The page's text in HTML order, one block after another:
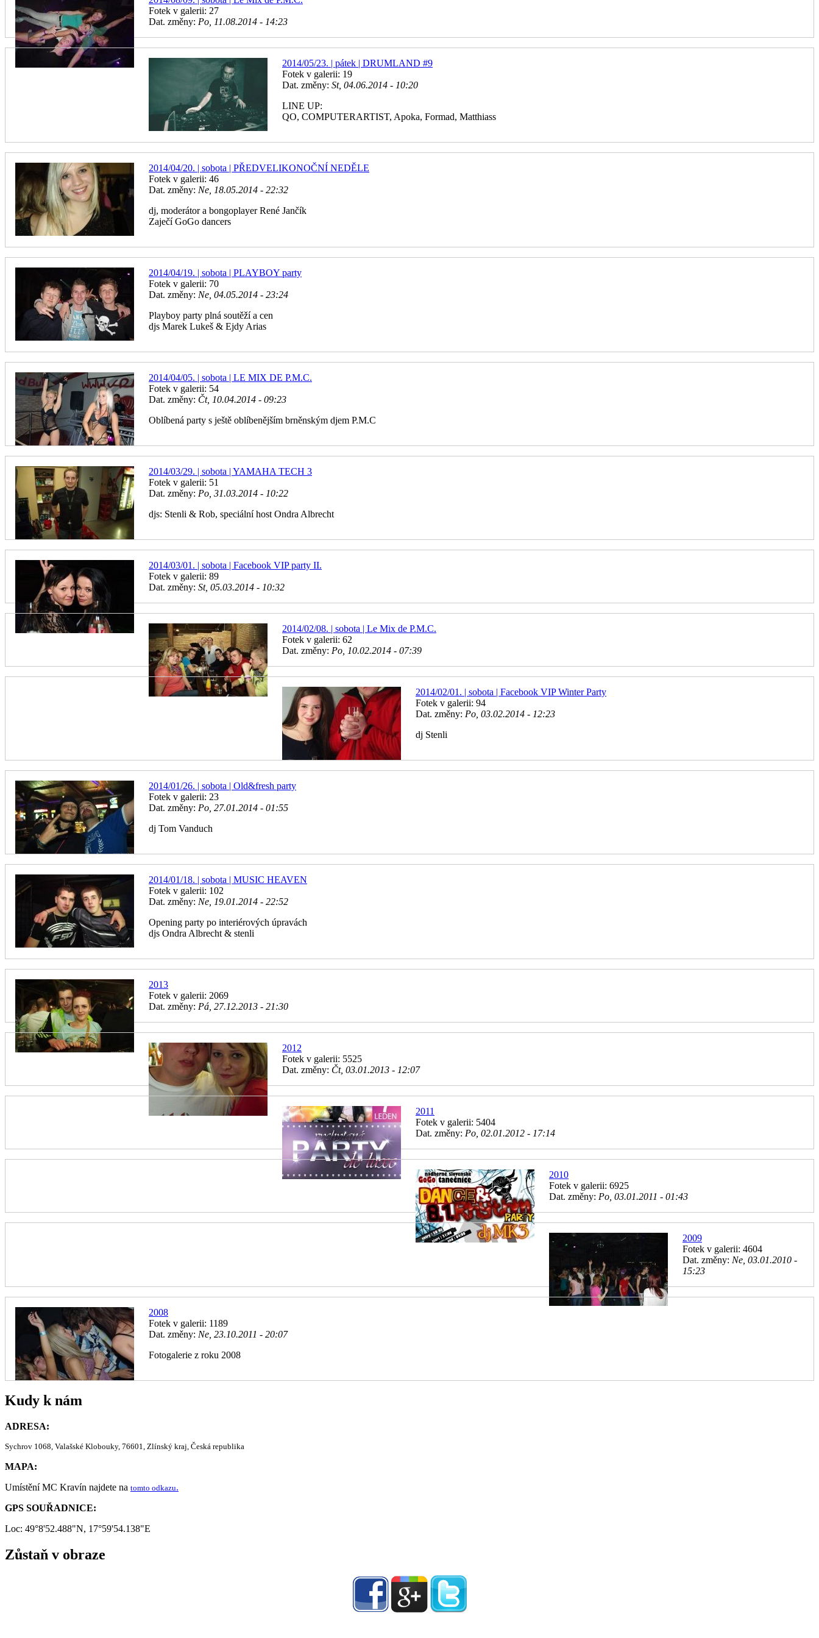
Fotek v galerii: 27
Dat. změny: Po, 11.08.2014 - 14:23
2014/05/23. | pátek | DRUMLAND #9
Fotek v galerii: 19
Dat. změny: St, 04.06.2014 - 10:20
LINE UP:
QO, COMPUTERARTIST, Apoka, Formad, Matthiass
2014/04/20. | sobota | PŘEDVELIKONOČNÍ NEDĚLE
Fotek v galerii: 46
Dat. změny: Ne, 18.05.2014 - 22:32
dj, moderátor a bongoplayer René Jančík
Zaječí GoGo dancers
2014/04/19. | sobota | PLAYBOY party
Fotek v galerii: 70
Dat. změny: Ne, 04.05.2014 - 23:24
Playboy party plná soutěží a cen
djs Marek Lukeš & Ejdy Arias
2014/04/05. | sobota | LE MIX DE P.M.C.
Fotek v galerii: 54
Dat. změny: Čt, 10.04.2014 - 09:23
Oblíbená party s ještě oblíbenějším brněnským djem P.M.C
2014/03/29. | sobota | YAMAHA TECH 3
Fotek v galerii: 51
Dat. změny: Po, 31.03.2014 - 10:22
djs: Stenli & Rob, speciální host Ondra Albrecht
2014/03/01. | sobota | Facebook VIP party II.
Fotek v galerii: 89
Dat. změny: St, 05.03.2014 - 10:32
2014/02/08. | sobota | Le Mix de P.M.C.
Fotek v galerii: 62
Dat. změny: Po, 10.02.2014 - 07:39
2014/02/01. | sobota | Facebook VIP Winter Party
Fotek v galerii: 94
Dat. změny: Po, 03.02.2014 - 12:23
dj Stenli
2014/01/26. | sobota | Old&fresh party
Fotek v galerii: 23
Dat. změny: Po, 27.01.2014 - 01:55
dj Tom Vanduch
2014/01/18. | sobota | MUSIC HEAVEN
Fotek v galerii: 102
Dat. změny: Ne, 19.01.2014 - 22:52
Opening party po interiérových úpravách
djs Ondra Albrecht & stenli
2013
Fotek v galerii: 2069
Dat. změny: Pá, 27.12.2013 - 21:30
2012
Fotek v galerii: 5525
Dat. změny: Čt, 03.01.2013 - 12:07
2011
Fotek v galerii: 5404
Dat. změny: Po, 02.01.2012 - 17:14
2010
Fotek v galerii: 6925
Dat. změny: Po, 03.01.2011 - 01:43
2009
Fotek v galerii: 4604
Dat. změny: Ne, 03.01.2010 -
15:23
2008
Fotek v galerii: 1189
Dat. změny: Ne, 23.10.2011 - 20:07
Fotogalerie z roku 2008
Kudy k nám
ADRESA:
Sychrov 1068, Valašské Klobouky, 76601, Zlínský kraj, Česká republika
MAPA:
Umístění MC Kravín najdete na tomto odkazu.
GPS SOUŘADNICE:
Loc: 49°8'52.488"N, 17°59'54.138"E
Zůstaň v obraze